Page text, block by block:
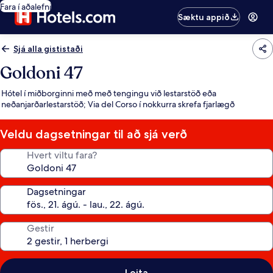
Fara í aðalefni
Sæktu appið
Sjá alla gististaði
Goldoni 47
Hótel í miðborginni með með tengingu við lestarstöð eða
neðanjarðarlestarstöð; Via del Corso í nokkurra skrefa fjarlægð
Veldu dagsetningar til að sjá verð
Hvert viltu fara?
Dagsetningar
Gestir